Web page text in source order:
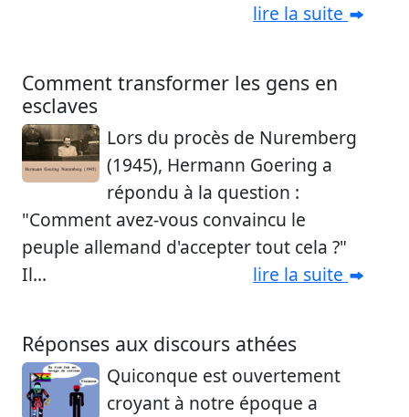
lire la suite
Comment transformer les gens en
esclaves
Lors du procès de Nuremberg
(1945), Hermann Goering a
répondu à la question :
"Comment avez-vous convaincu le
peuple allemand d'accepter tout cela ?"
Il...
lire la suite
Réponses aux discours athées
Quiconque est ouvertement
croyant à notre époque a